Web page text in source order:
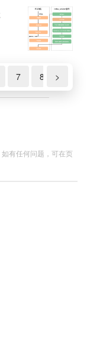
7 8 >
有任何问题，可在页